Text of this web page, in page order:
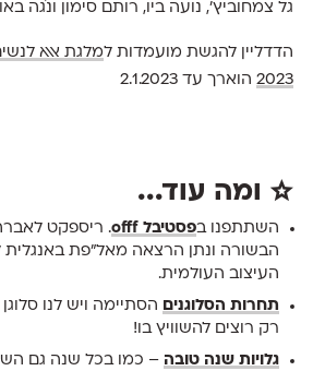
גל צמחוביץ׳, נועה ביו, רותם סימון ונֹגה
הדדליין להגשת מועמדות למלגת אאא
2023הוארך עד 2.1.2023
☆ ומה עוד...
השתתפנו בפסטיבל offf
. ריספקט
הבשורה ונתן הרצאה מאל״פת באנגלית
העיצוב העולמית.
תחרות הסלוגנים הסתיימה ויש לנו
רק רוצים להשוויץ בו!
גלויות שנה טובה – כמו בכל שנה גם